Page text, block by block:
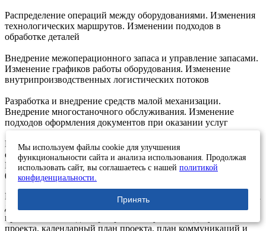
Распределение операций между оборудованиями. Изменения
технологических маршрутов. Изменении подходов в
обработке деталей
Внедрение межоперационного запаса и управление запасами.
Изменение графиков работы оборудования. Изменение
внутрипроизводственных логистических потоков
Разработка и внедрение средств малой механизации.
Внедрение многостаночного обслуживания. Изменение
подходов оформления документов при оказании услуг
Ввод дополнительного оборудования. Настройка системы
оперативного управления и управления запасами
Шаги
01
Первым шагом стала организационная подготовка проекта, на
данном этапе отбирались руководитель проекта, участники
проектных команд. Формировались уставные документы
проекта, календарный план проекта, план коммуникаций и
Мы используем файлы cookie для улучшения
функциональности сайта и анализа использования. Продолжая
использовать сайт, вы соглашаетесь с нашей политикой
конфиденциальности.
Принять